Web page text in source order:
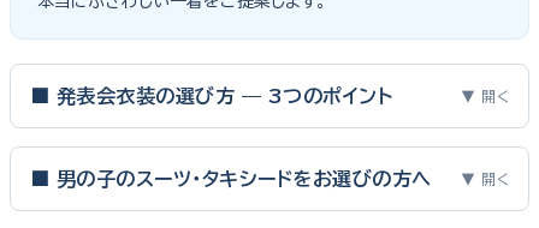
■ 発表会衣装の選び方 — 3つのポイント ▼ 開く
って特別な一日。元ピアノ教師としての経験から、衣装選びで大切
■ 男の子のスーツ・タキシードをお選びの方へ ▼ 開く